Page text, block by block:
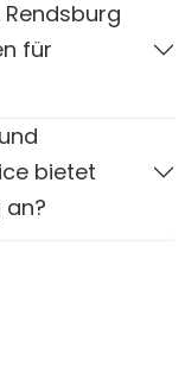
für
bietet
an?